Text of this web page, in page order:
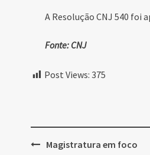
A Resolução CNJ 540 foi
Fonte: CNJ
Post Views: 375
PostMagistratura em foco